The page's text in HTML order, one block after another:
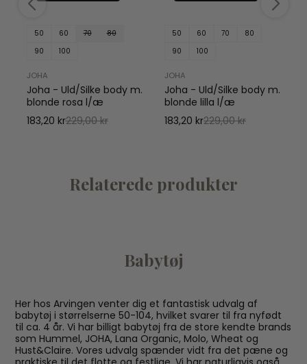
50 60 70
80
90
100
JOHA
Joha - Uld/Silke body m.
blonde rosa l/æ
183,20 kr229,00 kr
50 60 70
80
90
100
JOHA
Joha - Uld/Silke body m.
blonde lilla l/æ
183,20 kr229,00 kr
Relaterede produkter
Babytøj
Her hos Arvingen venter dig et fantastisk udvalg af
babytøj i størrelserne 50-104, hvilket svarer til fra nyfødt
til ca. 4 år. Vi har billigt babytøj fra de store kendte brands
som Hummel, JOHA, Lana Organic, Molo, Wheat og
Hust&Claire. Vores udvalg spænder vidt fra det pæne og